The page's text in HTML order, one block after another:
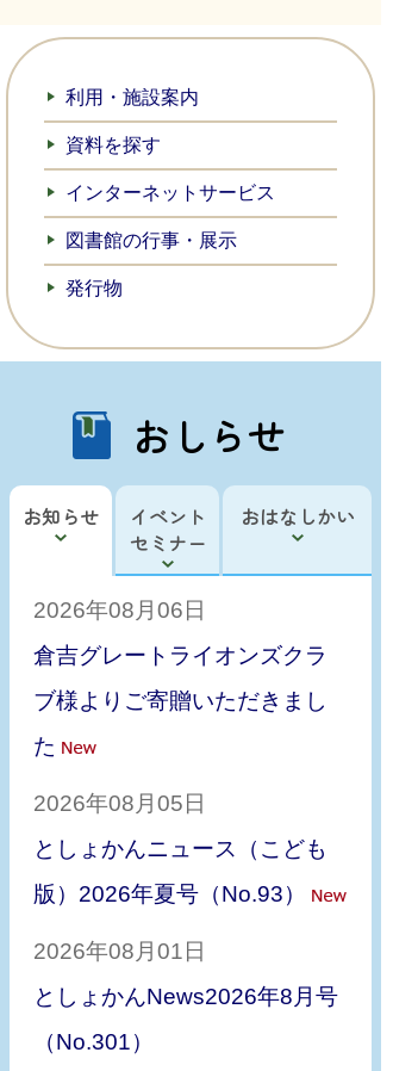
利用・施設案内
資料を探す
インターネットサービス
図書館の行事・展示
発行物
おしらせ
お知らせ
イベント
セミナー
おはなしかい
2026年08月06日
倉吉グレートライオンズクラ
ブ様よりご寄贈いただきまし
た
2026年08月05日
としょかんニュース（こども
版）2026年夏号（No.93）
2026年08月01日
としょかんNews2026年8月号
（No.301）